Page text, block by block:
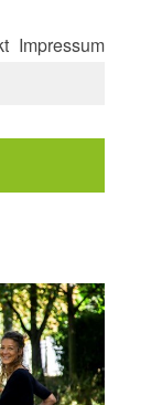
Impressum